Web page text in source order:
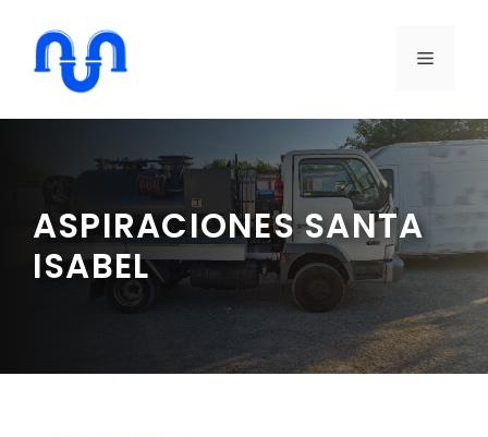
contenido
MENÚ
ASPIRACIONES SANTA
ISABEL